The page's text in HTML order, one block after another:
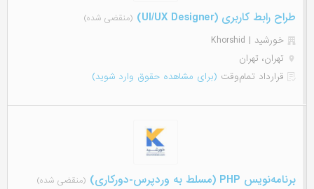
طراح رابط کاربری (UI/UX Designer) (منقضی شده)
خورشید | Khorshid
تهران، تهران
قرارداد تمام‌وقت (برای مشاهده حقوق وارد شوید)
برنامه‌نویس PHP (مسلط به وردپرس-دورکاری) (منقضی شده)